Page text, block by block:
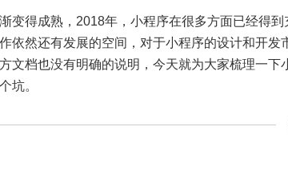
变得成熟，2018年，小程序在很多方面已经得到
依然还有发展的空间，对于小程序的设计和开发
文档也没有明确的说明，今天就为大家梳理一下
坑。